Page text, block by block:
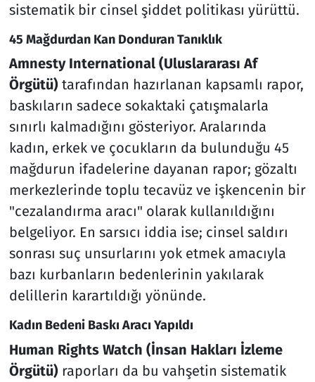
sistematik bir cinsel şiddet politikası yürüttü.
45 Mağdurdan Kan Donduran Tanıklık
Amnesty International (Uluslararası Af
Örgütü) tarafından hazırlanan kapsamlı rapor,
baskıların sadece sokaktaki çatışmalarla
sınırlı kalmadığını gösteriyor. Aralarında
kadın, erkek ve çocukların da bulunduğu 45
mağdurun ifadelerine dayanan rapor; gözaltı
merkezlerinde toplu tecavüz ve işkencenin bir
"cezalandırma aracı" olarak kullanıldığını
belgeliyor. En sarsıcı iddia ise; cinsel saldırı
sonrası suç unsurlarını yok etmek amacıyla
bazı kurbanların bedenlerinin yakılarak
delillerin karartıldığı yönünde.
Kadın Bedeni Baskı Aracı Yapıldı
Human Rights Watch (İnsan Hakları İzleme
Örgütü) raporları da bu vahşetin sistematik